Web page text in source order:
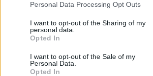
Personal Data Processing Opt Outs
I want to opt-out of the Sharing of my
personal data.
Opted In
I want to opt-out of the Sale of my
Personal Data.
Opted In